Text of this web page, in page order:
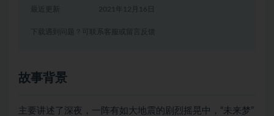
2021年12月16日
下载遇到问题？可联系客服或留言反馈
故事背景
主要讲述了深夜，一阵有如大地震的剧烈摇晃中，“未来梦”